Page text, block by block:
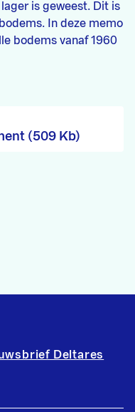
is geweest. Dit is
In deze memo
bodems vanaf 1960
(509 Kb)
Deltares